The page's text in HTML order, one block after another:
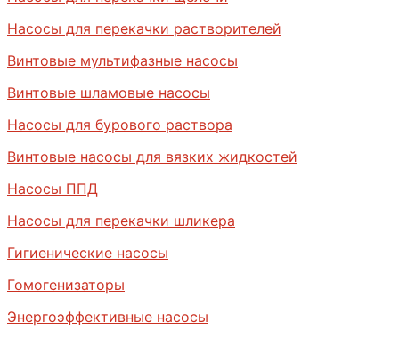
Насосы для перекачки растворителей
Винтовые мультифазные насосы
Винтовые шламовые насосы
Насосы для бурового раствора
Винтовые насосы для вязких жидкостей
Насосы ППД
Насосы для перекачки шликера
Гигиенические насосы
Гомогенизаторы
Энергоэффективные насосы